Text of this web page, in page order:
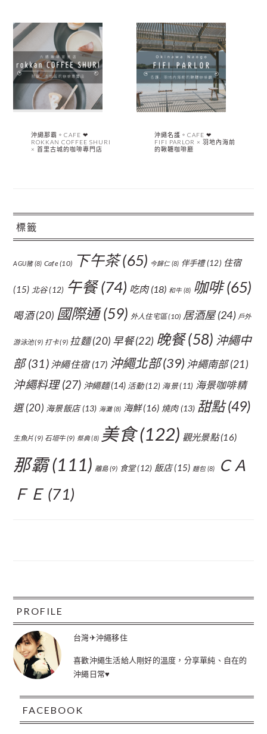
沖繩那霸。CAFE ❤︎
ROKKAN COFFEE SHURI
× 首里古城的咖啡專門店
沖繩名護。CAFE ❤︎
FIFI PARLOR × 羽地內海前
的鞦韆咖啡廳
標籤
AGU豬(8) Cafe(10) 下午茶(65) 今歸仁(8) 伴手禮(12) 住宿
(15) 北谷(12) 午餐(74) 吃肉(18) 和牛(8) 咖啡(65)
喝酒(20) 國際通(59) 外人住宅區(10) 居酒屋(24) 戶外
游泳池(9) 打卡(9) 拉麵(20) 早餐(22) 晚餐(58) 沖繩中
部(31) 沖繩住宿(17) 沖繩北部(39) 沖繩南部(21)
沖繩料理(27) 沖繩麵(14) 活動(12) 海景(11) 海景咖啡精
選(20) 海景飯店(13) 海灘(8) 海鮮(16) 燒肉(13) 甜點(49)
生魚片(9) 石垣牛(9) 祭典(8) 美食(122) 觀光景點(16)
那霸(111) 離島(9) 食堂(12) 飯店(15) 麵包 (8)
ＣＡ
ＦＥ (71)
FOOTER
PROFILE
台灣✈沖繩移住
喜歡沖繩生活給人剛好的溫度，分享單純、自在的
沖繩日常♥
FACEBOOK